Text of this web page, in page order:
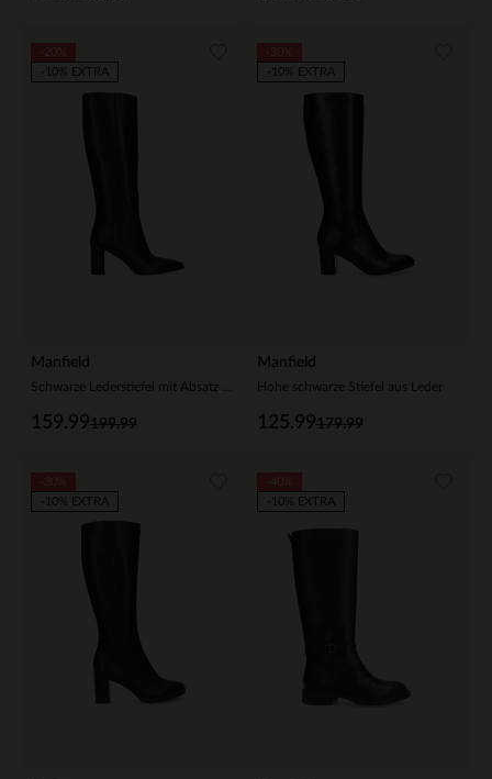
Manfield
199.99
159.99
-10% EXTRA
Manfield
Hohe schwarze Stiefel aus Leder
179.99
125.99
-10% EXTRA
-10% EXTRA
-10% EXTRA